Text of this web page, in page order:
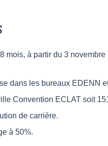
mois, à partir du 3
dans les bureaux EDENN
Convention ECLAT soit
de carrière.
à 50%.